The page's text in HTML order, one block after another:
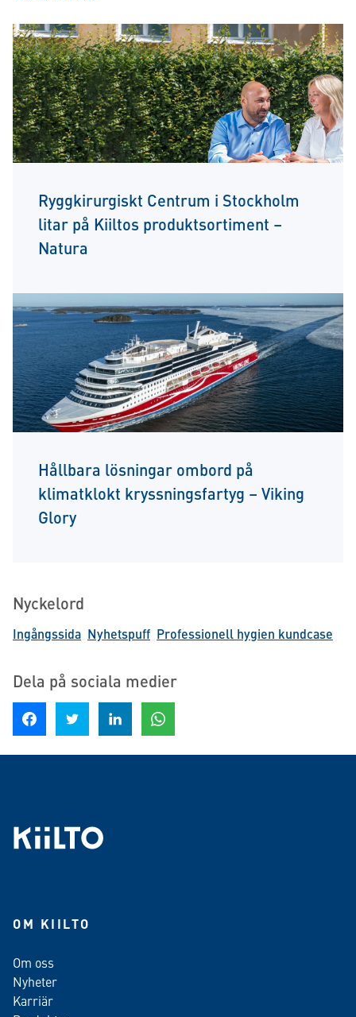
Ryggkirurgiskt Centrum i Stockholm
litar på Kiiltos produktsortiment –
Natura
Hållbara lösningar ombord på
klimatklokt kryssningsfartyg – Viking
Glory
Nyckelord
Ingångssida Nyhetspuff Professionell hygien kundcase
Dela på sociala medier
Dela på Facebook Dela på Twitter Dela på LinkedIn
OM KIILTO
Om oss
Nyheter
Karriär